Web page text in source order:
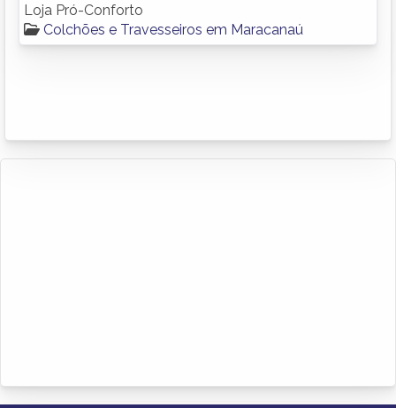
Loja Pró-Conforto
Colchões e Travesseiros em Maracanaú